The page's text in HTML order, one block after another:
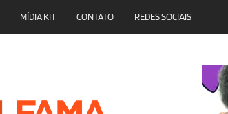
MÍDIA KIT CONTATO REDES SOCIAIS